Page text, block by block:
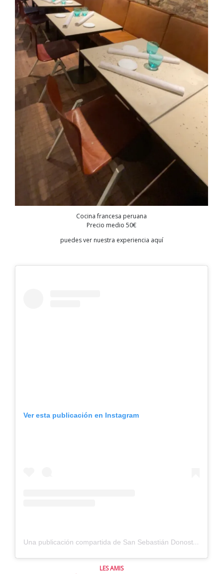
Cocina francesa peruana
Precio medio 50€
puedes ver nuestra experiencia aquí
Ver esta publicación en Instagram
Una publicación compartida de San Sebastián Donostia (@sansebastiansisterstyle)
LES AMIS